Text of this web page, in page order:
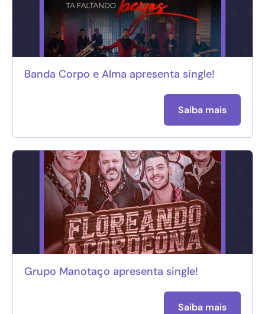
Banda Corpo e Alma apresenta single!
Saiba mais
Grupo Manotaço apresenta single!
Saiba mais